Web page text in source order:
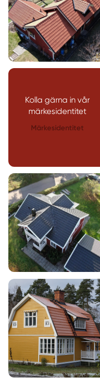
Kolla gärna in vår
märkesidentitet
Märkesidentitet